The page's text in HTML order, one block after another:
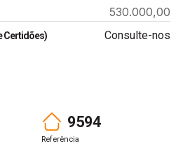
530.000,00
Certidões) Consulte-nos
9594
Referência